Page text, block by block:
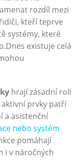
rozdíl mezi
kteří teprve
systémy, které
existuje celá
hrají zásadní roli
prvky patří
a asistenční
nebo systém
pomáhají
i v náročných